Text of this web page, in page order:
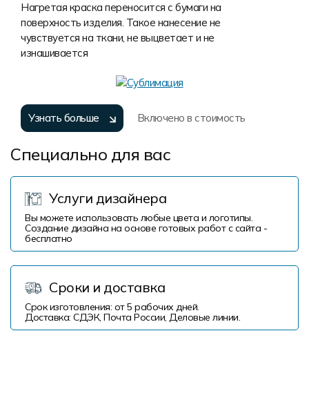
Нагретая краска переносится с бумаги на
поверхность изделия. Такое нанесение не
чувствуется на ткани, не выцветает и не
изнашивается
Узнать больше Включено в стоимость
Специально для вас
Услуги дизайнера
Вы можете использовать любые цвета и логотипы.
Создание дизайна на основе готовых работ с сайта -
бесплатно
Сроки и доставка
Срок изготовления: от 5 рабочих дней.
Доставка: СДЭК, Почта России, Деловые линии.